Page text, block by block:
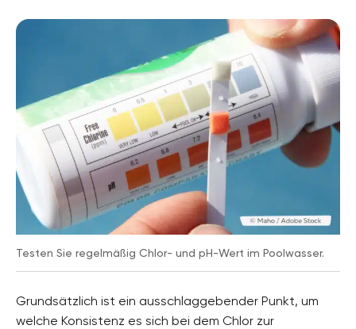
Testen Sie regelmäßig Chlor- und pH-Wert im Poolwasser.
Grundsätzlich ist ein ausschlaggebender Punkt, um
welche Konsistenz es sich bei dem Chlor zur